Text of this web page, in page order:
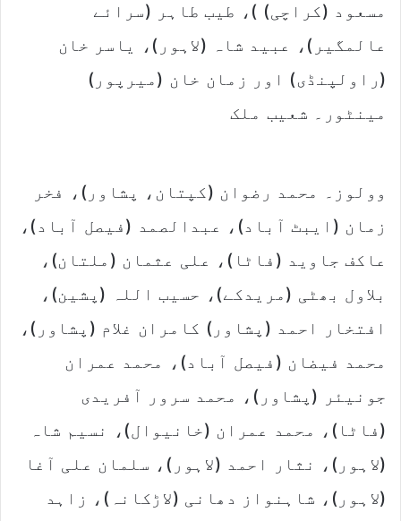
مسعود (کراچی) )، طیب طاہر (سرائے
عالمگیر)، عبید شاہ (لاہور)، یاسر خان
(راولپنڈی) اور زمان خان (میرپور)
مینٹور۔ شعیب ملک
وولوز۔ محمد رضوان (کپتان، پشاور)، فخر
زمان (ایبٹ آباد)، عبدالصمد (فیصل آباد)،
عاکف جاوید (فاٹا)، علی عثمان (ملتان)،
بلاول بھٹی (مریدکے)، حسیب اللہ (پشین)،
افتخار احمد (پشاور) کامران غلام (پشاور)،
محمد فیضان (فیصل آباد)، محمد عمران
جونیئر (پشاور)، محمد سرور آفریدی
(فاٹا)، محمد عمران (خانیوال)، نسیم شاہ
(لاہور)، نثار احمد (لاہور)، سلمان علی آغا
(لاہور)، شاہنواز دھانی (لاڑکانہ)، زاہد